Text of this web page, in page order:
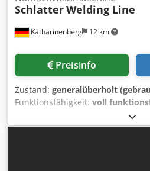
Katharinenberg 12 km
SchlatterWelding Line
Preisinfo
Zustand: generalüberholt
Funktionsfähigkeit: voll
, Verkauf wird eine
Radiatoren Schweißlinie
(EBV) - 2-Reihen